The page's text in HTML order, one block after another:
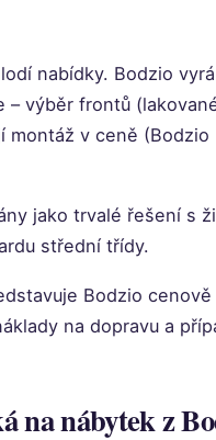
nabídky. Bodzio
– výběr frontů
montáž v ceně
jako trvalé řešení s
střední třídy.
Bodzio
na dopravu a
na nábytek z